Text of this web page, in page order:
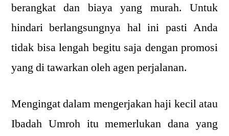
berangkat dan biaya yang murah. Untuk
hindari berlangsungnya hal ini pasti Anda
tidak bisa lengah begitu saja dengan promosi
yang di tawarkan oleh agen perjalanan.
Mengingat dalam mengerjakan haji kecil atau
Ibadah Umroh itu memerlukan dana yang